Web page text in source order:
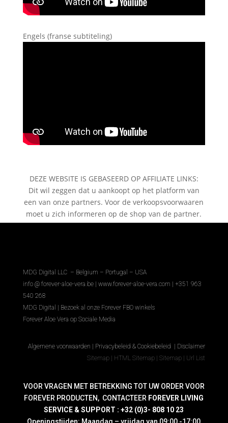
Engels (franse subtiteling)
DEZE WEBSITE IS GEBASEERD OP AFFILIATE LINKS:
Dit wil zeggen dat u aankoopt op het platform van
een van onze partners. Voor de verkoopsvoorwaaren
moet u zich informeren op de shop van de partner.
MDG Digital LLC – Belgium – Portugal – USA
info @ forever-aloe-vera.be | www.forever-aloe-vera.com | +351 963
540 268
MDG Digital | Bezoek al onze Forever FBO winkels
Forever Aloe Vera op Sociale Media
Algemene voorwaarden | Privacybeleid & Cookiebeleid | Disclaimer
Sitemap | HTML Sitemap |Sitemap | Url List
VOOR VRAGEN MET BETREKKING TOT UW ORDER VOOR
FOREVER PRODUCTEN, CONTACTEER FOREVER LIVING
SERVICE & SUPPORT : +32 (0)3- 808 10 23